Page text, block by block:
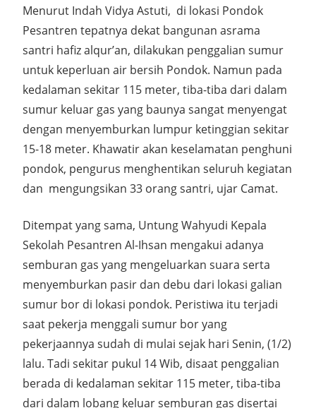
Menurut Indah Vidya Astuti, di lokasi Pondok
Pesantren tepatnya dekat bangunan asrama
santri hafiz alqur’an, dilakukan penggalian sumur
untuk keperluan air bersih Pondok. Namun pada
kedalaman sekitar 115 meter, tiba-tiba dari dalam
sumur keluar gas yang baunya sangat menyengat
dengan menyemburkan lumpur ketinggian sekitar
15-18 meter. Khawatir akan keselamatan penghuni
pondok, pengurus menghentikan seluruh kegiatan
dan mengungsikan 33 orang santri, ujar Camat.
Ditempat yang sama, Untung Wahyudi Kepala
Sekolah Pesantren Al-Ihsan mengakui adanya
semburan gas yang mengeluarkan suara serta
menyemburkan pasir dan debu dari lokasi galian
sumur bor di lokasi pondok. Peristiwa itu terjadi
saat pekerja menggali sumur bor yang
pekerjaannya sudah di mulai sejak hari Senin, (1/2)
lalu. Tadi sekitar pukul 14 Wib, disaat penggalian
berada di kedalaman sekitar 115 meter, tiba-tiba
dari dalam lobang keluar semburan gas disertai